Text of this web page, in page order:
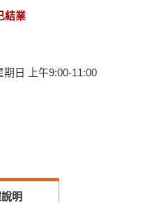
結業
期日 上午9:00-11:00
明